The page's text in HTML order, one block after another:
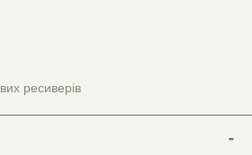
ресиверів